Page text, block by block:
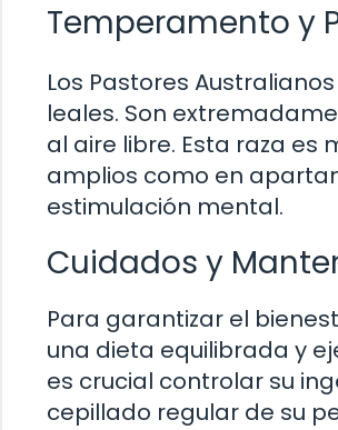
Temperamento y
Los Pastores
leales. Son
al aire libre. Esta raza
amplios como en
estimulación mental.
Cuidados y
Para garantizar el
una dieta equilibrada y
es crucial controlar su
cepillado regular de su